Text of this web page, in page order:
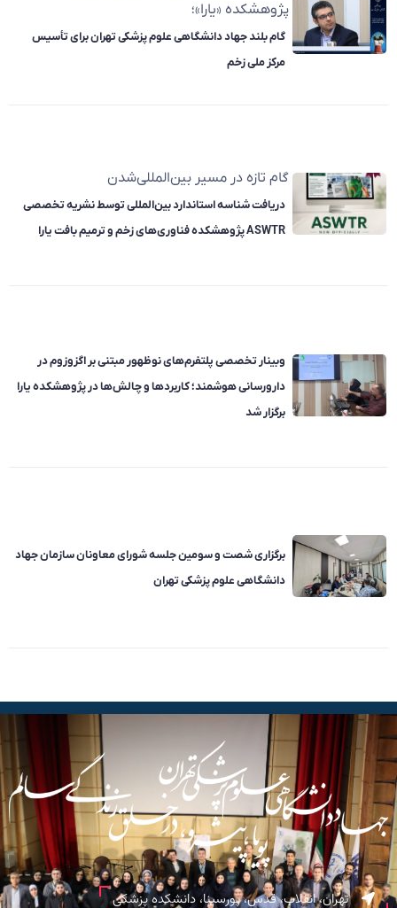
پژوهشکده «یارا»؛
گام بلند جهاد دانشگاهی علوم پزشکی تهران برای تأسیس
مرکز ملی زخم
گام تازه در مسیر بین‌المللی‌شدن
دریافت شناسه استاندارد بین‌المللی توسط نشریه تخصصی
ASWTR پژوهشکده فناوری‌های زخم و ترمیم بافت یارا
وبینار تخصصی پلتفرم‌های نوظهور مبتنی بر اگزوزوم در
دارورسانی هوشمند؛ کاربردها و چالش‌ها در پژوهشکده یارا
برگزار شد
برگزاری شصت و سومین جلسه شورای معاونان سازمان جهاد
دانشگاهی علوم پزشکی تهران
تهران، انقلاب، قدس، پورسینا، دانشکده پزشکی